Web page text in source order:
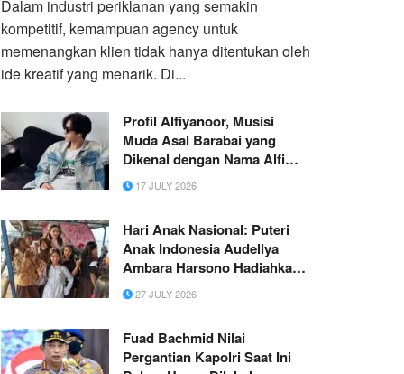
Dalam industri periklanan yang semakin
kompetitif, kemampuan agency untuk
memenangkan klien tidak hanya ditentukan oleh
ide kreatif yang menarik. Di...
‎Profil Alfiyanoor, Musisi
Muda Asal Barabai yang
Dikenal dengan Nama Alfi
Yete17 JULY 2026
Hari Anak Nasional: Puteri
Anak Indonesia Audellya
Ambara Harsono Hadiahkan
Ratusan Buku Bahasa Inggris
untuk Anak Pesisir
27 JULY 2026
Fuad Bachmid Nilai
Pergantian Kapolri Saat Ini